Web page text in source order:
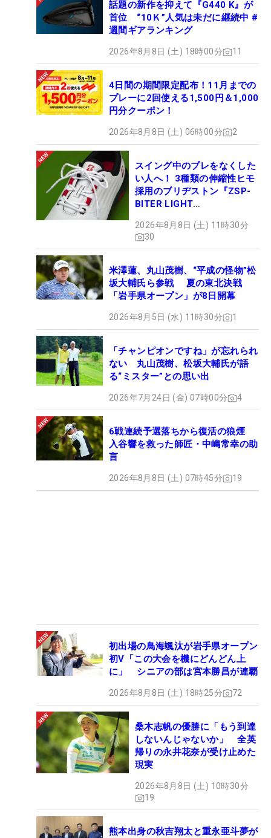
話題の新作を抑えて『G440 K』が
首位 “10Ｋ”人気は未だに継続中 #
週間ギアランキング
2026年8月8日 (土) 18時00分 11
4日間の期間限定配布！11月までの
プレーに2回使える1,500円＆1,000
円分クーポン！
2026年8月8日 (土) 06時00分 2
スイング中のブレをなくした
い人へ！ 3種類の伸縮性ヒモ
採用のブリヂストン『ZSP-
BITER LIGHT
ュー
2026年8月8日 (土) 11時30分
30
米澤蓮、丸山茂樹、“平成の怪物”松
坂大輔氏ら参戦 夏の東北決戦
「岩手県オープン」が8日開幕
2026年8月5日 (水) 11時30分 1
「チャンピオンですね」が忘れられ
ない 丸山茂樹、松坂大輔氏が語
る“ミスター”との思い出
2026年7月24日 (金) 07時00分 4
6戦連続予選落ちから復活の狼煙
入谷響を救った師匠・中嶋常幸の助
言
2026年8月8日 (土) 07時45分 19
初出場の鳥海颯汰が岩手県オープン
初V「この大会を機にどんどん上
に」 シニアの部は宮本勝昌が連覇
2026年8月8日 (土) 18時25分 72
桑木志帆の優勝に「もう到達
しないんじゃないか」 全英
帰りの永井花奈が受け止めた
現実
2026年8月8日 (土) 10時30分
19
熊本出身の秋吉翔太と重永亜斗夢が